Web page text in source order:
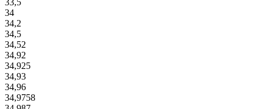
33,5
34
34,2
34,5
34,52
34,92
34,925
34,93
34,96
34,9758